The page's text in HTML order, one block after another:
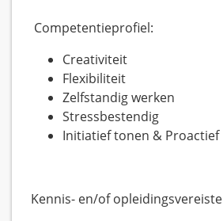
Competentieprofiel:
Creativiteit
Flexibiliteit
Zelfstandig werken
Stressbestendig
Initiatief tonen & Proactief
Kennis- en/of opleidingsvereiste